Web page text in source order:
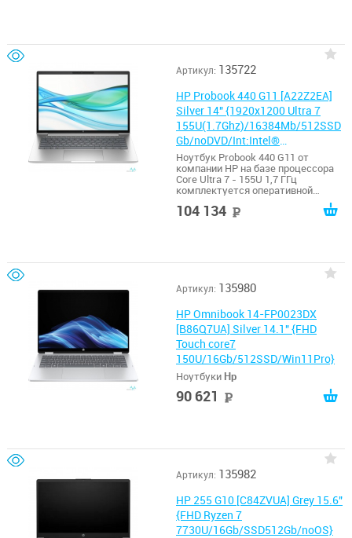
Артикул: 135722
HP Probook 440 G11 [A22Z2EA]
Silver 14" {1920x1200 Ultra 7
155U(1.7Ghz)/16384Mb/512SSD
Gb/noDVD/Int:Intel®
Graphics//DOS}
Ноутбук Probook 440 G11 от
компании HP на базе процессора
Core Ultra 7 - 155U 1,7 ГГц
комплектуется оперативной
памятью общим размером 16 ГБ.
104 134
Артикул: 135980
HP Omnibook 14-FP0023DX
[B86Q7UA] Silver 14.1" {FHD
Touch core7
150U/16Gb/512SSD/Win11Pro}
Ноутбуки Hp
90 621
Артикул: 135982
HP 255 G10 [C84ZVUA] Grey 15.6"
{FHD Ryzen 7
7730U/16Gb/SSD512Gb/noOS}